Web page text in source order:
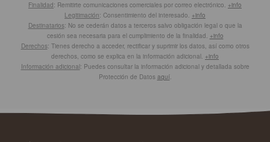
Finalidad: Remitirte comunicaciones comerciales por correo electrónico. +info
Legitimación: Consentimiento del interesado. +info
Destinatarios: No se cederán datos a terceros salvo obligación legal o que la
cesión sea necesaria para el cumplimiento de la finalidad. +info
Derechos: Tienes derecho a acceder, rectificar y suprimir los datos, así como otros
derechos, como se explica en la información adicional. +info
Información adicional: Puedes consultar la información adicional y detallada sobre
Protección de Datos aquí.